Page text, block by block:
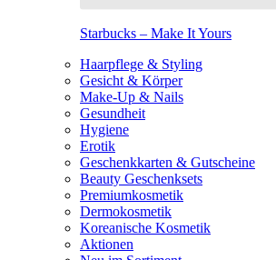
Starbucks – Make It Yours
Haarpflege & Styling
Gesicht & Körper
Make-Up & Nails
Gesundheit
Hygiene
Erotik
Geschenkkarten & Gutscheine
Beauty Geschenksets
Premiumkosmetik
Dermokosmetik
Koreanische Kosmetik
Aktionen